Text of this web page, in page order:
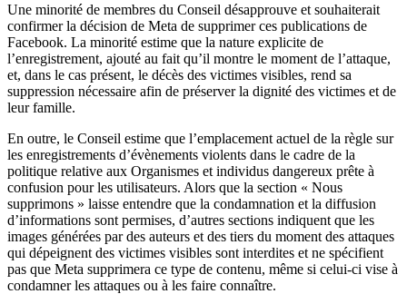
Une minorité de membres du Conseil désapprouve et souhaiterait
confirmer la décision de Meta de supprimer ces publications de
Facebook. La minorité estime que la nature explicite de
l’enregistrement, ajouté au fait qu’il montre le moment de l’attaque,
et, dans le cas présent, le décès des victimes visibles, rend sa
suppression nécessaire afin de préserver la dignité des victimes et de
leur famille.
En outre, le Conseil estime que l’emplacement actuel de la règle sur
les enregistrements d’évènements violents dans le cadre de la
politique relative aux Organismes et individus dangereux prête à
confusion pour les utilisateurs. Alors que la section « Nous
supprimons » laisse entendre que la condamnation et la diffusion
d’informations sont permises, d’autres sections indiquent que les
images générées par des auteurs et des tiers du moment des attaques
qui dépeignent des victimes visibles sont interdites et ne spécifient
pas que Meta supprimera ce type de contenu, même si celui-ci vise à
condamner les attaques ou à les faire connaître.